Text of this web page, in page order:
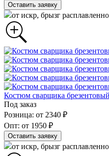
Оставить заявку
от искр, брызг
Костюм сварщика
Под заказ
Розница: от 2340 ₽
Опт: от 1950 ₽
Оставить заявку
от искр, брызг